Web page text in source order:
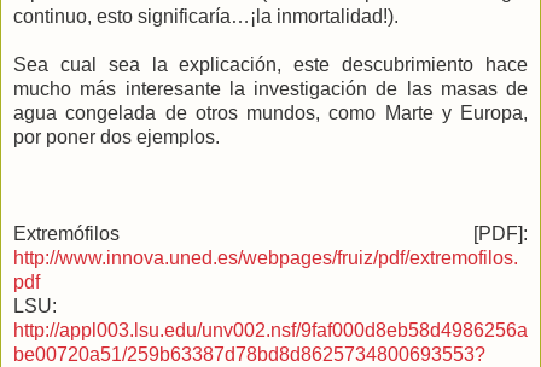
continuo, esto significaría…¡la inmortalidad!).
Sea cual sea la explicación, este descubrimiento hace
mucho más interesante la investigación de las masas de
agua congelada de otros mundos, como Marte y Europa,
por poner dos ejemplos.
Extremófilos [PDF]:
http://www.innova.uned.es/webpages/fruiz/pdf/extremofilos.
pdf
LSU:
http://appl003.lsu.edu/unv002.nsf/9faf000d8eb58d4986256a
be00720a51/259b63387d78bd8d8625734800693553?